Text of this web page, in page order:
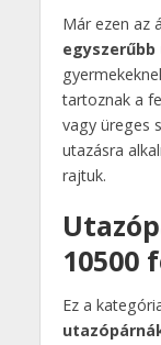
Már ezen az
tartoznak a
vagy üreges
utazásra
rajtuk.
Ez a